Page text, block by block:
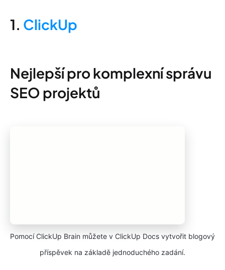
1. ClickUp
Nejlepší pro komplexní správu
SEO projektů
Pomocí ClickUp Brain můžete v ClickUp Docs vytvořit blogový
příspěvek na základě jednoduchého zadání.